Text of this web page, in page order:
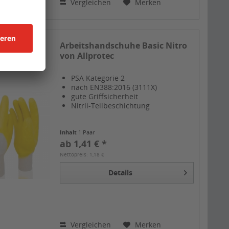
Vergleichen Merken
Arbeitshandschuhe Basic Nitro
von Allprotec
PSA Kategorie 2
nach EN388:2016 (3111X)
gute Griffsicherheit
Nitrli-Teilbeschichtung
Inhalt 1 Paar
ab 1,41 € *
Nettopreis: 1,18 €
Details
Vergleichen Merken